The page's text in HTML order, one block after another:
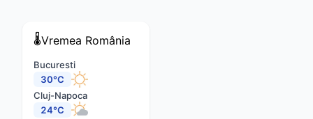
🌡️Vremea România
Bucuresti
30°C
Cluj-Napoca
24°C